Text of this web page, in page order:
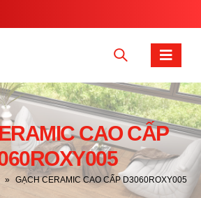
CAO CẤP
» GẠCH CERAMIC CAO CẤP D3060ROXY005